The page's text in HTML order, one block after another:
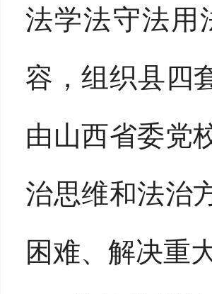
法学法守法用
容，组织县四
由山西省委党
治思维和法治
困难、解决重